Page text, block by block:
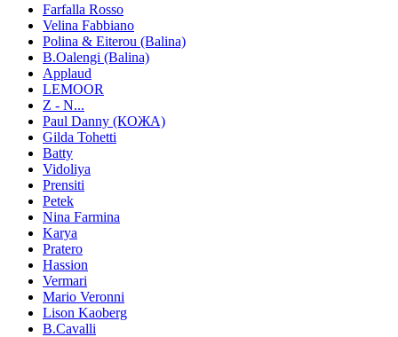
Farfalla Rosso
Velina Fabbiano
Polina & Eiterou (Balina)
B.Oalengi (Balina)
Applaud
LEMOOR
Z - N...
Paul Danny (КОЖА)
Gilda Tohetti
Batty
Vidoliya
Prensiti
Petek
Nina Farmina
Karya
Pratero
Hassion
Vermari
Mario Veronni
Lison Kaoberg
B.Cavalli